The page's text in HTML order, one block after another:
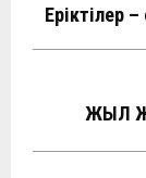
Еріктілер
ЖЫЛ